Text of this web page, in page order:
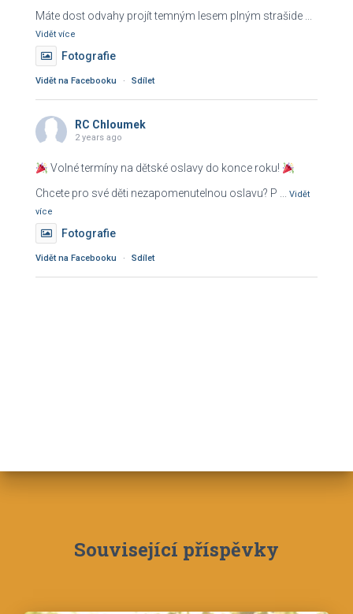
Máte dost odvahy projít temným lesem plným strašide ...
Vidět více
Fotografie
Vidět na Facebooku · Sdílet
RC Chloumek
2 years ago
Volné termíny na dětské oslavy do konce roku!
Chcete pro své děti nezapomenutelnou oslavu? P ... Vidět
více
Fotografie
Vidět na Facebooku · Sdílet
Související příspěvky